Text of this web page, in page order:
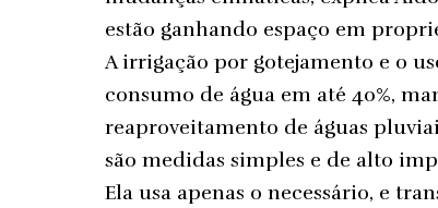
estão ganhando espaço em
A irrigação por gotejamento e o
consumo de água em até 40%,
reaproveitamento de águas
são medidas simples e de alto
Ela usa apenas o necessário, e